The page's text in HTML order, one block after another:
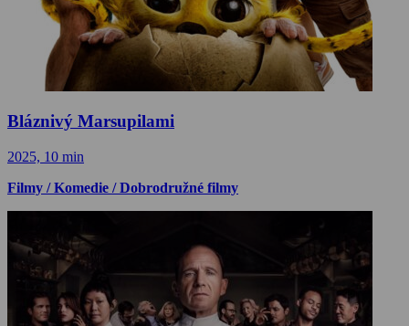
Bláznivý Marsupilami
2025, 10 min
Filmy / Komedie / Dobrodružné filmy